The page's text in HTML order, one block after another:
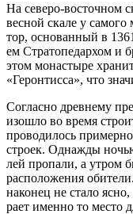
На се­ве­ро-во­сточ­ном
вес­ной ска­ле у
тор, ос­но­ван­ный в
ем Стра­то­пе­дар­хом и
этом мо­на­сты­ре
«Ге­рон­тис­са», что
Со­глас­но древ­не­му
изо­шло во вре­мя
про­во­ди­лось
стро­ек. Од­на­жды
лей про­па­ли, а утром
рас­по­ло­же­ния
на­ко­нец не ста­ло
ра­ет имен­но то ме­сто